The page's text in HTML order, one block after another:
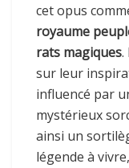
cet opus
royaume
rats magiques.
sur leur
influencé par
mystérieux
ainsi un
légende à